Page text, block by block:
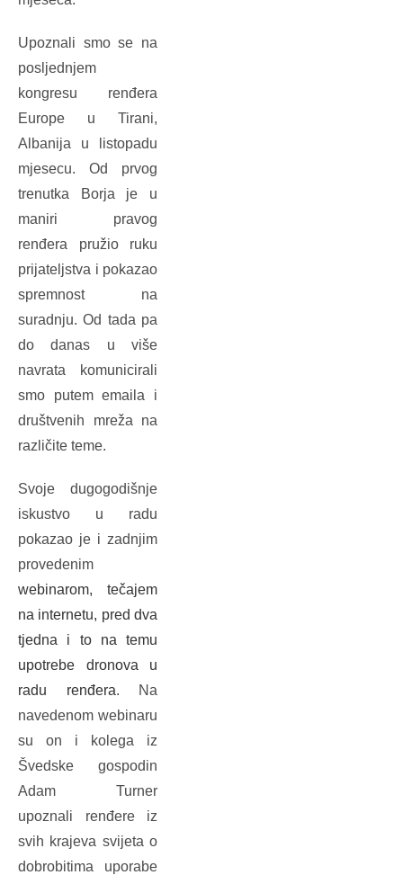
Upoznali smo se na
posljednjem
kongresu renđera
Europe u Tirani,
Albanija u listopadu
mjesecu. Od prvog
trenutka Borja je u
maniri pravog
renđera pružio ruku
prijateljstva i pokazao
spremnost na
suradnju. Od tada pa
do danas u više
navrata komunicirali
smo putem emaila i
društvenih mreža na
različite teme.
Svoje dugogodišnje
iskustvo u radu
pokazao je i zadnjim
provedenim
webinarom, tečajem
na internetu, pred dva
tjedna i to na temu
upotrebe dronova u
radu renđera. Na
navedenom webinaru
su on i kolega iz
Švedske gospodin
Adam Turner
upoznali renđere iz
svih krajeva svijeta o
dobrobitima uporabe